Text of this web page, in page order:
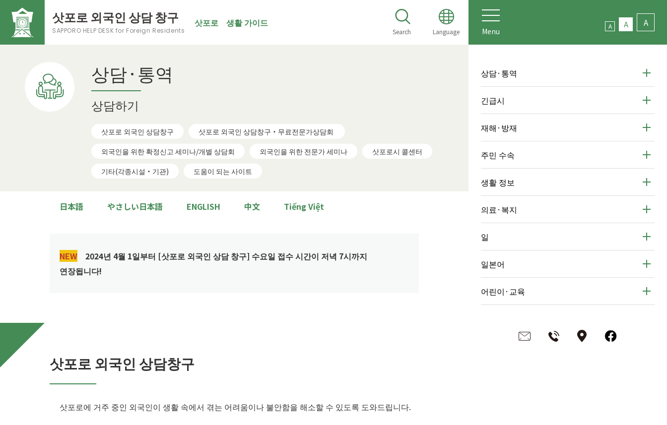
삿포로 외국인 상담 창구
SAPPORO HELP DESK for Foreign Residents
삿포로 생활 가이드
Search Language Menu
A A A
상담·통역
긴급시
재해·방재
주민 수속
생활 정보
의료·복지
일
일본어
어린이·교육
상담·통역
상담하기
삿포로 외국인 상담창구
삿포로 외국인 상담창구・무료전문가상담회
외국인을 위한 확정신고 세미나/개별 상담회
외국인을 위한 전문가 세미나
삿포로시 콜센터
기타(각종시설・기관)
도움이 되는 사이트
日本語 やさしい日本語 ENGLISH 中文 Tiếng Việt
NEW
2024년 4월 1일부터 [삿포로 외국인 상담 창구] 수요일 접수 시간이 저녁 7시까지
연장됩니다!
삿포로 외국인 상담창구
삿포로에 거주 중인 외국인이 생활 속에서 겪는 어려움이나 불안함을 해소할 수 있도록 도와드립니다.